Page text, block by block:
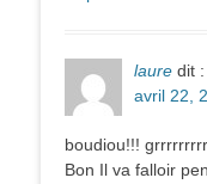
laure dit :
avril 22,
boudiou!!!
Bon Il va falloir